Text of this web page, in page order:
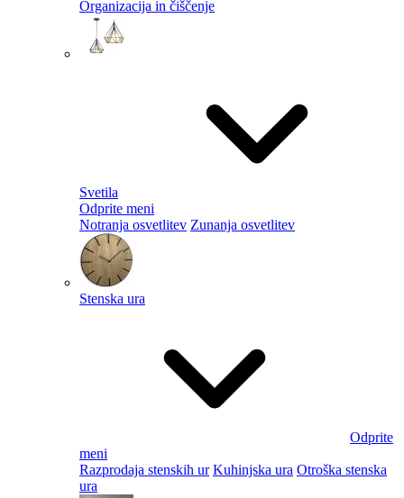
Organizacija in čiščenje
Svetila
Odprite meni
Notranja osvetlitev Zunanja osvetlitev
Stenska ura
Odprite
meni
Razprodaja stenskih ur Kuhinjska ura Otroška stenska
ura